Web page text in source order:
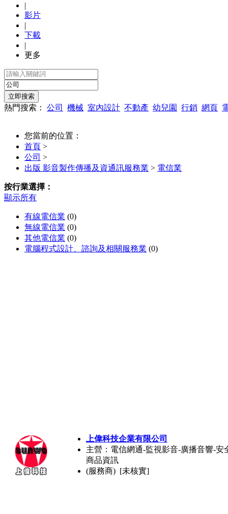
|
影片
|
下載
|
更多
熱門搜索： 公司 機械 室內設計 不動產 幼兒園 行銷 網頁
您當前的位置：
首頁 >
公司 >
出版 影音製作傳播及資通訊服務業 > 電信業
按行業選擇：
顯示所有
有線電信業 (0)
無線電信業 (0)
其他電信業 (0)
電腦程式設計、諮詢及相關服務業 (0)
上偉科技企業有限公司
主營：電信網通-監視影音-廣播音響-
商品資訊
(服務商) [未核實]